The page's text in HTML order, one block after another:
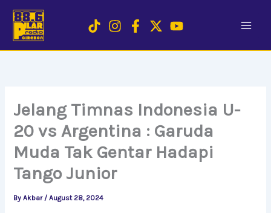
content
Jelang Timnas Indonesia U-
20 vs Argentina : Garuda
Muda Tak Gentar Hadapi
Tango Junior
ByAkbar /August 28, 2024